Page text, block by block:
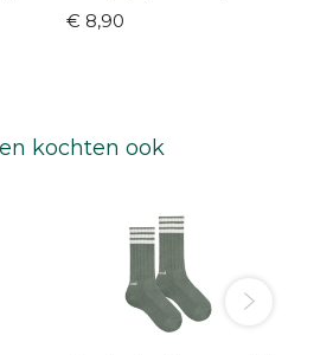
36/39)
€ 8,90
kochten ook